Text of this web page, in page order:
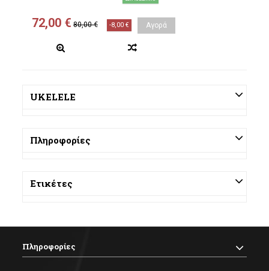
72,00 € 80,00 € -8,00 € Αγορά
UKELELE
Πληροφορίες
Ετικέτες
Πληροφορίες